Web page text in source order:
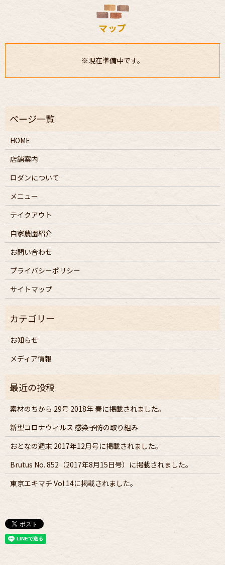
マップ
※現在準備中です。
HOME
店舗案内
ロダンについて
メニュー
テイクアウト
自家農園紹介
お問い合わせ
プライバシーポリシー
サイトマップ
お知らせ
メディア情報
素材のちから 29号 2018年 春に掲載されました。
新型コロナウィルス 感染予防の取り組み
おとなの週末 2017年12月号に掲載されました。
Brutus No. 852（2017年8月15日号）に掲載されました。
東京エキマチ Vol.14に掲載されました。